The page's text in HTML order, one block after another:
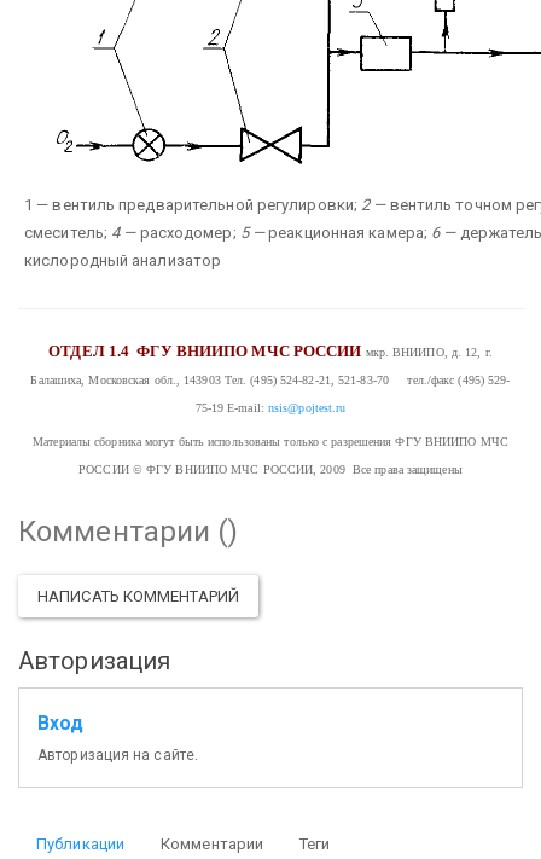
1 — вентиль предварительной регулировки; 2 —вентиль точном
смеситель; 4 —расходомер; 5 —реакционная камера; 6 —
кислородный анализатор
ОТДЕЛ 1.4ФГУ ВНИИПО МЧС РОССИИ мкр. ВНИИПО, д. 12, г.
Балашиха, Московская обл., 143903Тел. (495) 524-82-21, 521-83-70 тел./факс (495) 529-
75-19 E-mail: nsis@pojtest.ru
Материалы сборника могут быть использованы только с разрешения ФГУ ВНИИПО МЧС
РОССИИ© ФГУ ВНИИПО МЧС РОССИИ, 2009 Все права защищены
Комментарии ()
НАПИСАТЬ КОММЕНТАРИЙ
Авторизация
Вход
Авторизация на сайте.
Публикации Комментарии Теги